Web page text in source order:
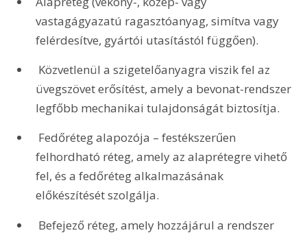
vastagágyazatú ragasztóanyag, simítva vagy
felérdesítve, gyártói utasítástól függően).
üvegszövet erősítést, amely a bevonat-rendszer
legfőbb mechanikai tulajdonságát biztosítja.
felhordható réteg, amely az alaprétegre vihető
fel, és a fedőréteg alkalmazásának
előkészítését szolgálja.